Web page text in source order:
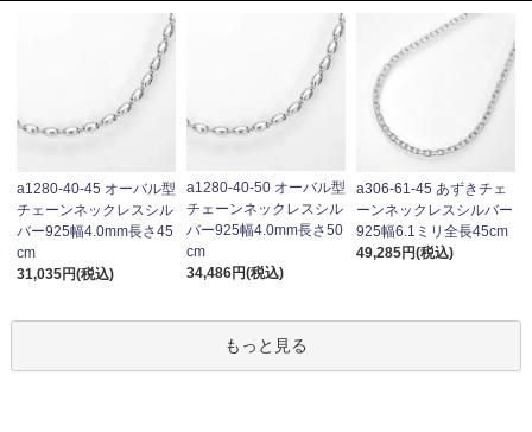
a1280-40-45 オーバル型
チェーンネックレスシル
バー925幅4.0mm長さ45
cm
31,035円(税込)
a1280-40-50 オーバル型
チェーンネックレスシル
バー925幅4.0mm長さ50
cm
34,486円(税込)
a306-61-45 あずきチェ
ーンネックレスシルバー
925幅6.1ミリ全長45cm
49,285円(税込)
もっと見る